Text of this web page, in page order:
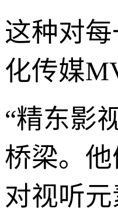
这种对
化传媒
“精东影
桥梁。
对视听